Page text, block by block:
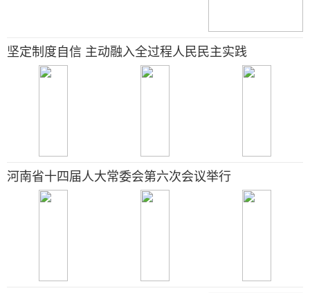
坚定制度自信 主动融入全过程人民民主实践
河南省十四届人大常委会第六次会议举行